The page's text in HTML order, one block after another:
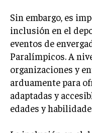
INVERSIONES
CONTABILIDAD
ECONOMÍA
INTERNACIONAL
NEGOCIOS
Sin embargo, es
inclusión en el
eventos de
Paralímpicos. A
organizaciones y
arduamente para
adaptadas y
edades y